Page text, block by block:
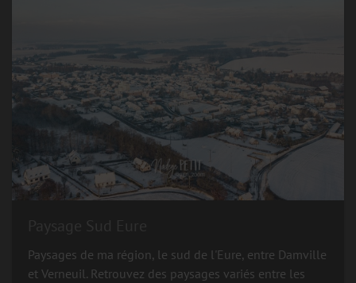
Paysages de ma région, le sud de l'Eure, entre Damville
et Verneuil. Retrouvez des paysages variés entre les